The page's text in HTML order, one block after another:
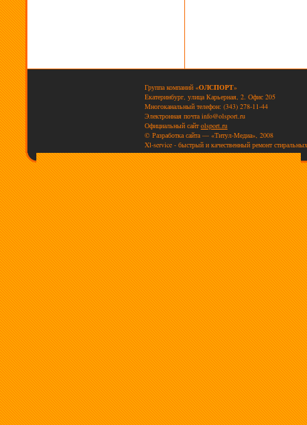
Группа компаний «ОЛСПОРТ»
Екатеринбург, улица Карьерная, 2. Офис 205
Многоканальный телефон: (343) 278-11-44
Электронная почта info@olsport.ru
Официальный сайтolsport.ru
© Разработка сайта — «Титул-Медиа», 2008
Xl-service - быстрый и качественный ремонт